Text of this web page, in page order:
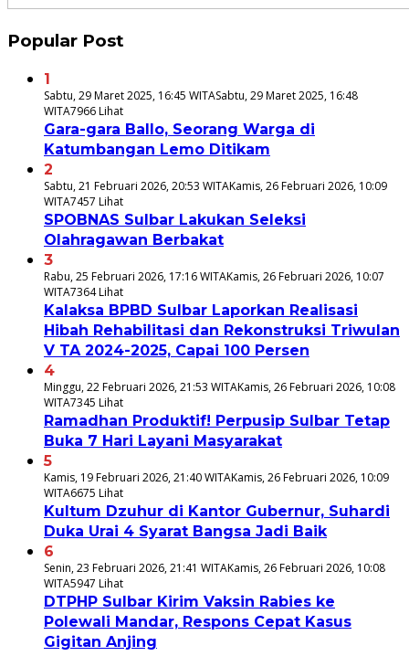
Popular Post
1
Sabtu, 29 Maret 2025, 16:45 WITASabtu, 29 Maret 2025, 16:48
WITA7966 Lihat
Gara-gara Ballo, Seorang Warga di
Katumbangan Lemo Ditikam
2
Sabtu, 21 Februari 2026, 20:53 WITAKamis, 26 Februari 2026, 10:09
WITA7457 Lihat
SPOBNAS Sulbar Lakukan Seleksi
Olahragawan Berbakat
3
Rabu, 25 Februari 2026, 17:16 WITAKamis, 26 Februari 2026, 10:07
WITA7364 Lihat
Kalaksa BPBD Sulbar Laporkan Realisasi
Hibah Rehabilitasi dan Rekonstruksi Triwulan
V TA 2024-2025, Capai 100 Persen
4
Minggu, 22 Februari 2026, 21:53 WITAKamis, 26 Februari 2026, 10:08
WITA7345 Lihat
Ramadhan Produktif! Perpusip Sulbar Tetap
Buka 7 Hari Layani Masyarakat
5
Kamis, 19 Februari 2026, 21:40 WITAKamis, 26 Februari 2026, 10:09
WITA6675 Lihat
Kultum Dzuhur di Kantor Gubernur, Suhardi
Duka Urai 4 Syarat Bangsa Jadi Baik
6
Senin, 23 Februari 2026, 21:41 WITAKamis, 26 Februari 2026, 10:08
WITA5947 Lihat
DTPHP Sulbar Kirim Vaksin Rabies ke
Polewali Mandar, Respons Cepat Kasus
Gigitan Anjing